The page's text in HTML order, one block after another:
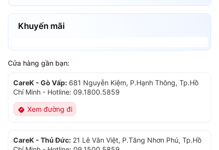
Khuyến mãi
Cửa hàng gần bạn:
CareK - Gò Vấp: 681 Nguyễn Kiệm, P.Hạnh Thông, Tp.Hồ
Chí Minh - Hotline: 09.1800.5859
Xem đường đi
CareK - Thủ Đức: 21 Lê Văn Việt, P.Tăng Nhơn Phú, Tp.Hồ